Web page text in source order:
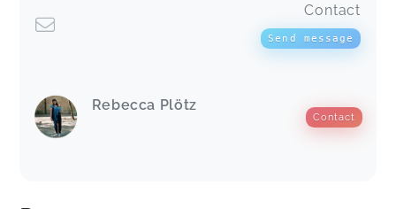
Contact
Send message
Rebecca Plötz
Contact